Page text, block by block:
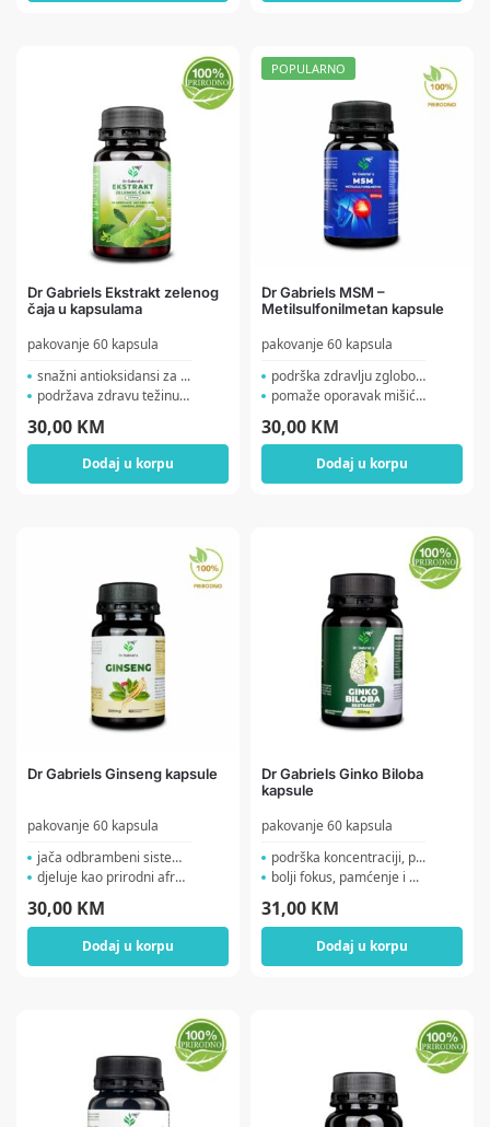
Dr Gabriels Ekstrakt zelenog
čaja u kapsulama
pakovanje 60 kapsula
snažni antioksidansi za ...
podržava zdravu težinu ...
30,00 KM
Dodaj u korpu
POPULARNO
Dr Gabriels MSM –
Metilsulfonilmetan kapsule
pakovanje 60 kapsula
podrška zdravlju zglobov...
pomaže oporavak mišića...
30,00 KM
Dodaj u korpu
Dr Gabriels Ginseng kapsule
pakovanje 60 kapsula
jača odbrambeni sistem p...
djeluje kao prirodni afro...
30,00 KM
Dodaj u korpu
Dr Gabriels Ginko Biloba
kapsule
pakovanje 60 kapsula
podrška koncentraciji, p...
bolji fokus, pamćenje i ...
31,00 KM
Dodaj u korpu